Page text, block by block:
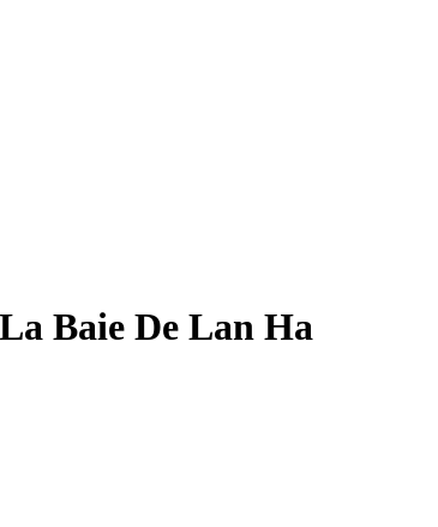
Baie De Lan Ha